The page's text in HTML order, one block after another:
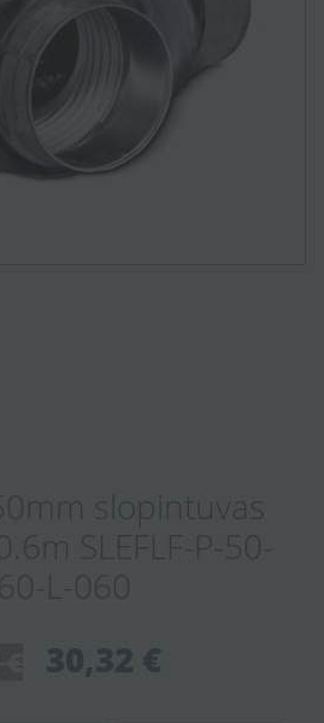
slopintuvas
SLEFLF-P-50-
L-060
30,32 €